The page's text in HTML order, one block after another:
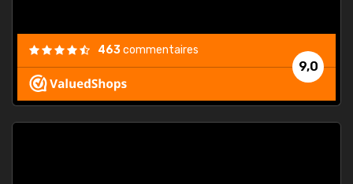
9,0
463commentaires